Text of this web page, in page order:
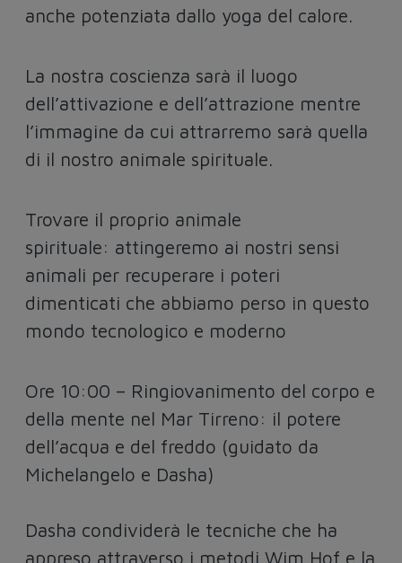
anche potenziata dallo yoga del calore.
La nostra coscienza sarà il luogo
dell’attivazione e dell’attrazione mentre
l’immagine da cui attrarremo sarà quella
di il nostro animale spirituale.
Trovare il proprio animale
spirituale: attingeremo ai nostri sensi
animali per recuperare i poteri
dimenticati che abbiamo perso in questo
mondo tecnologico e moderno
Ore 10:00 – Ringiovanimento del corpo e
della mente nel Mar Tirreno: il potere
dell’acqua e del freddo (guidato da
Michelangelo e Dasha)
Dasha condividerà le tecniche che ha
appreso attraverso i metodi Wim Hof e la